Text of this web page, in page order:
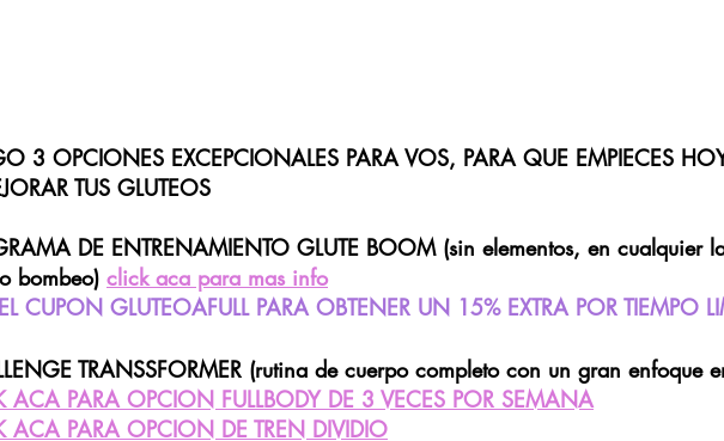
3 OPCIONES EXCEPCIONALES PARA VOS, PARA QUE EMPIECES
TUS GLUTEOS
DE ENTRENAMIENTO GLUTE BOOM (sin elementos, en cualquier
bombeo) click aca para mas info
CUPON GLUTEOAFULL PARA OBTENER UN 15% EXTRA POR TIEMPO
TRANSSFORMER (rutina de cuerpo completo con un gran enfoque
ACA PARA OPCION FULLBODY DE 3 VECES POR SEMANA
ACA PARA OPCION DE TREN DIVIDIO